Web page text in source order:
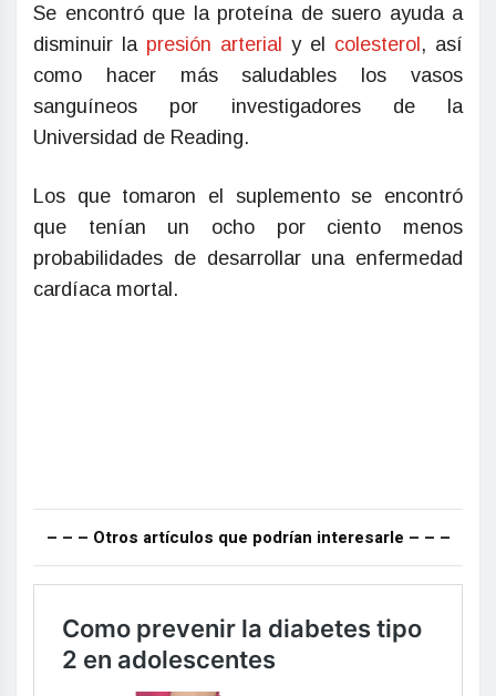
Se encontró que la proteína de suero ayuda a
disminuir la presión arterial y el colesterol , así
como hacer más saludables los vasos
sanguíneos por investigadores de la
Universidad de Reading.
Los que tomaron el suplemento se encontró
que tenían un ocho por ciento menos
probabilidades de desarrollar una enfermedad
cardíaca mortal.
– – – Otros artículos que podrían interesarle – – –